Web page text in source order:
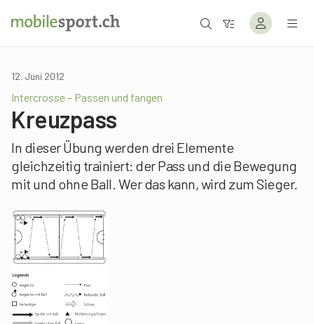
12. Juni 2012
Intercrosse – Passen und fangen
Kreuzpass
In dieser Übung werden drei Elemente
gleichzeitig trainiert: der Pass und die Bewegung
mit und ohne Ball. Wer das kann, wird zum Sieger.